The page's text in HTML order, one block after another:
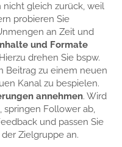
nicht gleich zurück, weil
probieren Sie
an Zeit und
und Formate
drehen Sie bspw.
Beitrag zu einem neuen
Kanal zu bespielen.
annehmen. Wird
Follower ab,
und passen Sie
Zielgruppe an.